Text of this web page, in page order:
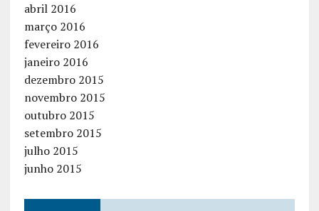
abril 2016
março 2016
fevereiro 2016
janeiro 2016
dezembro 2015
novembro 2015
outubro 2015
setembro 2015
julho 2015
junho 2015